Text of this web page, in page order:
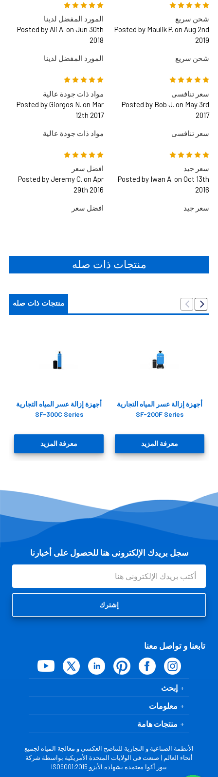
5
شحن سريع
Posted by Maulik P. on Aug 2nd
2019
شحن سريع
المورد المفضل لدينا
Posted by Ali A. on Jun 30th
2018
المورد المفضل لدينا
5
سعر تنافسى
Posted by Bob J. on May 3rd
2017
سعر تنافسى
مواد ذات جودة عالية
Posted by Giorgos N. on Mar
12th 2017
مواد ذات جودة عالية
5
سعر جيد
Posted by Iwan A. on Oct 13th
2016
سعر جيد
افضل سعر
Posted by Jeremy C. on Apr
29th 2016
افضل سعر
منتجات ذات صله
منتجات ذات صله
أجهزة إزالة عسر المياه التجارية
SF-300C Series
معرفة المزيد
أجهزة إزالة عسر المياه التجارية
SF-200F Series
معرفة المزيد
سجل بريدك الإلكترونى هنا للحصول على أخبارنا
عنوان
البريد
الإلكتروني
تابعنا و تواصل معنا
إبحث
معلومات
منتجات هامة
الأنظمة الصناعية و التجارية للتناضح العكسى و معالجة المياه لجميع
أنحاء العالم | صنعت فى الولايات المتحدة الأمريكية بواسطة شركة
بيور أكوا معتمدة بشهادة الأيزو ISO9001:2015